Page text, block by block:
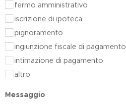
fermo amministrativo
iscrizione di ipoteca
pignoramento
ingiunzione fiscale di pagamento
intimazione di pagamento
altro
Messaggio